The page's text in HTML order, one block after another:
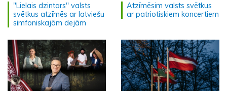
"Lielais dzintars" valsts
svētkus atzīmēs ar latviešu
simfoniskajām dejām
Atzīmēsim valsts svētkus
ar patriotiskiem koncertiem